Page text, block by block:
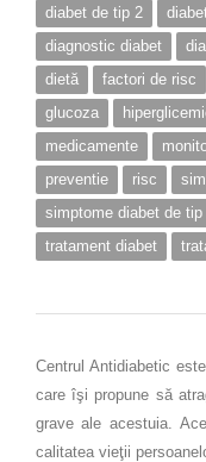
diabet de tip 2
diagnostic diabet
dietă
factori de risc
glucoza
medicamente
preventie
risc
simptome diabet de tip
tratament diabet
Centrul Antidiabetic
care îşi propune să
grave ale acestuia.
calitatea vieţii